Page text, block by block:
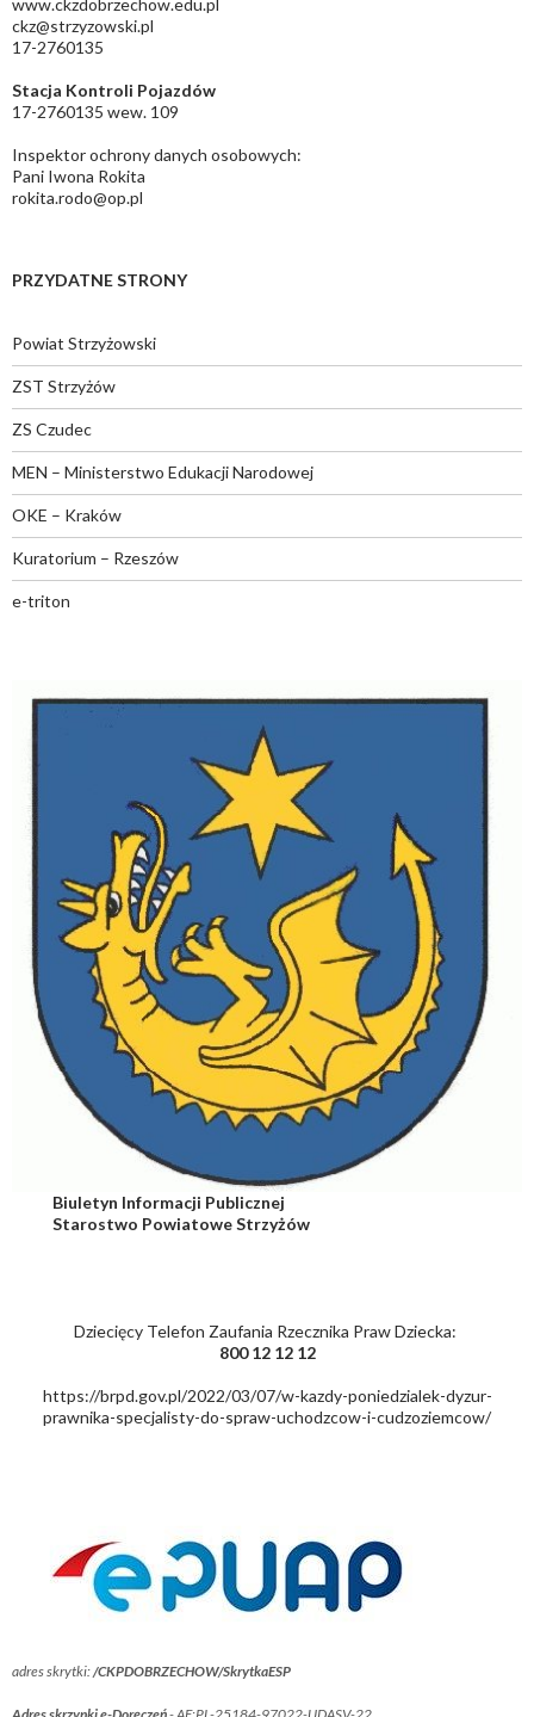
ckz@strzyzowski.pl
17-2760135
Stacja Kontroli Pojazdów
17-2760135 wew. 109
Inspektor ochrony danych osobowych:
Pani Iwona Rokita
rokita.rodo@op.pl
PRZYDATNE STRONY
Powiat Strzyżowski
ZST Strzyżów
ZS Czudec
MEN – Ministerstwo Edukacji Narodowej
OKE – Kraków
Kuratorium – Rzeszów
e-triton
Biuletyn Informacji Publicznej
Starostwo Powiatowe Strzyżów
Dziecięcy Telefon Zaufania Rzecznika Praw Dziecka:
800 12 12 12
https://brpd.gov.pl/2022/03/07/w-kazdy-poniedzialek-dyzur-
prawnika-specjalisty-do-spraw-uchodzcow-i-cudzoziemcow/
adres skrytki:/CKPDOBRZECHOW/SkrytkaESP